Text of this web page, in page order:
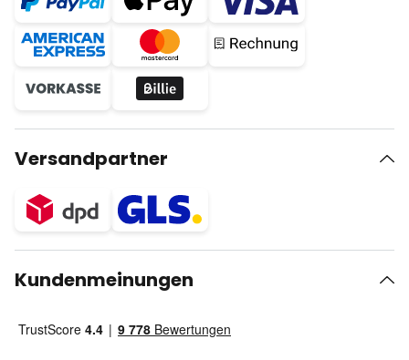
Versandpartner
Kundenmeinungen